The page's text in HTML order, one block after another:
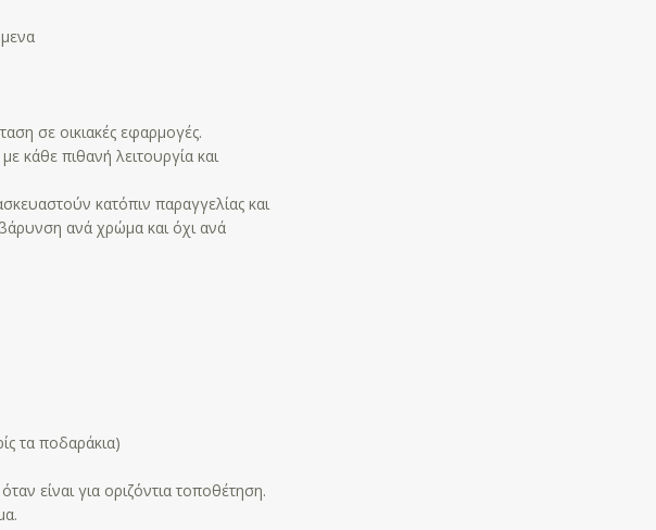
σε οικιακές εφαρμογές.
κάθε πιθανή λειτουργία και
κατόπιν παραγγελίας και
ανά χρώμα και όχι ανά
τα ποδαράκια)
είναι για οριζόντια τοποθέτηση.